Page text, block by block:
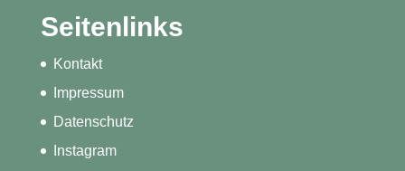
Seitenlinks
Kontakt
Impressum
Datenschutz
Instagram